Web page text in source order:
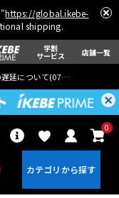
"https://global.ikebe-
shipping.
学割
サービス 店舗一覧
延について(07月29日
0